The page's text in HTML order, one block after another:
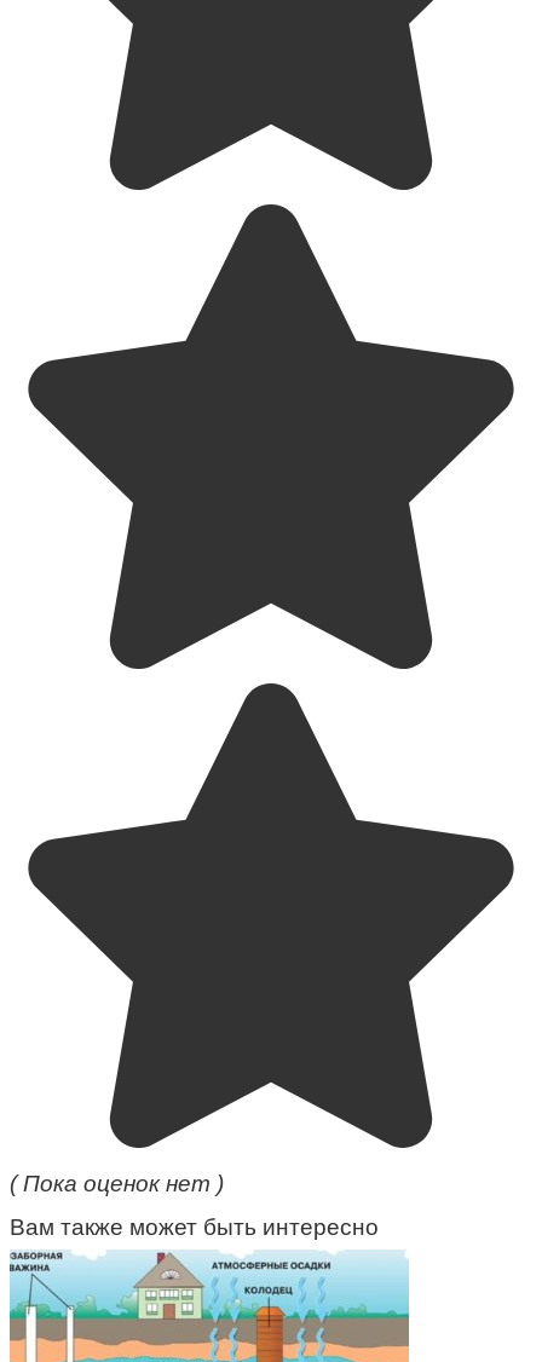
( Пока оценок нет )
Вам также может быть интересно